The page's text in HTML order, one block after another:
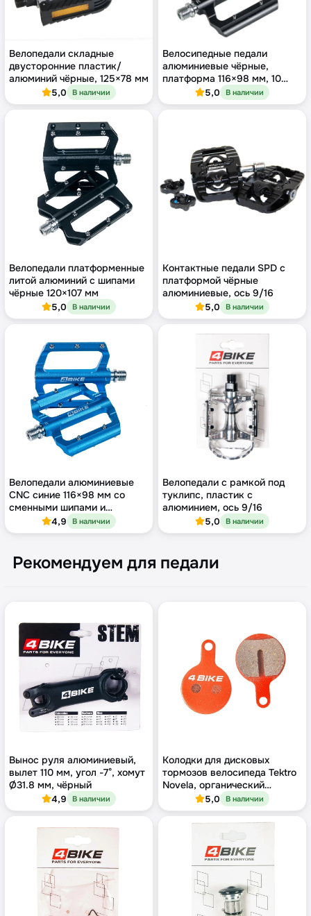
Велопедали складные
двусторонние пластик/
алюминий чёрные, 125×78 мм
5,0 В наличии
Велосипедные педали
алюминиевые чёрные,
платформа 116×98 мм, 10
5,0 В наличии
Велопедали платформенные
литой алюминий с шипами
чёрные 120×107 мм
5,0 В наличии
Контактные педали SPD с
платформой чёрные
алюминиевые, ось 9/16
5,0 В наличии
Велопедали алюминиевые
CNC синие 116×98 мм со
сменными шипами и
промподшипниками
4,9 В наличии
Велопедали с рамкой под
туклипс, пластик с
алюминием, ось 9/16
5,0 В наличии
Рекомендуем для педали
Вынос руля алюминиевый,
вылет 110 мм, угол -7°, хомут
Ø31.8 мм, чёрный
4,9 В наличии
Колодки для дисковых
тормозов велосипеда Tektro
Novela, органический
компаунд5,0 В наличии